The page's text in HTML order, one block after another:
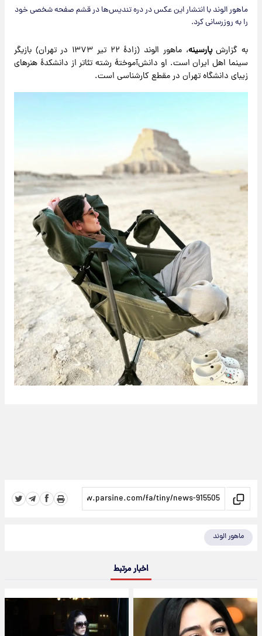
ماهور الوند با انتشار این عکس در دره تندیس‌ها در قشم صفحه شخصی خود
ر‌ا به روزرسانی کرد.
به گزارشپارسینه
، ماهور الوند (زادهٔ ۲۲ تیر ۱۳۷٣ در تهران) بازیگر
سینما اهل ایران است. او دانش‌آموختهٔ رشته تئاتر از دانشکدهٔ هنرهای
زیبای دانشگاه تهران در مقطع کارشناسی است.
ماهور الوند
اخبار مرتبط